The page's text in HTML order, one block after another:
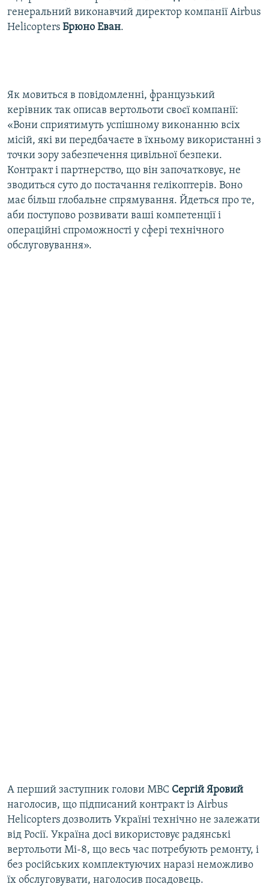
генеральний виконавчий директор компанії Airbus
Helicopters Брюно Еван.
Як мовиться в повідомленні, французький
керівник так описав вертольоти своєї компанії:
«Вони сприятимуть успішному виконанню всіх
місій, які ви передбачаєте в їхньому використанні з
точки зору забезпечення цивільної безпеки.
Контракт і партнерство, що він започатковує, не
зводиться суто до постачання гелікоптерів. Воно
має більш глобальне спрямування. Йдеться про те,
аби поступово розвивати ваші компетенції і
операційні спроможності у сфері технічного
обслуговування».
А перший заступник голови МВС Сергій Яровий
наголосив, що підписаний контракт із Airbus
Helicopters дозволить Україні технічно не залежати
від Росії. Україна досі використовує радянські
вертольоти Мі-8, що весь час потребують ремонту, і
без російських комплектуючих наразі неможливо
їх обслуговувати, наголосив посадовець.